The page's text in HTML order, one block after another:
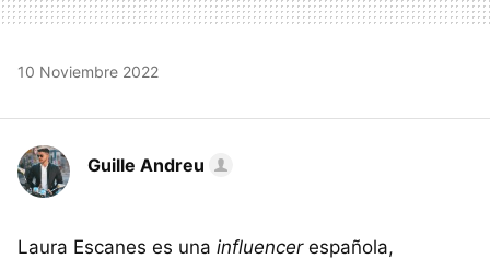
10 Noviembre 2022
Guille Andreu
Laura Escanes es una influencer española,